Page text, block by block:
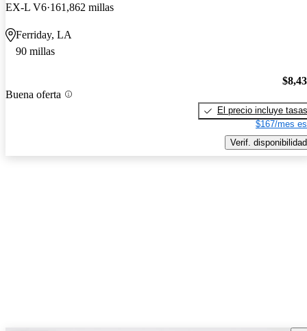
EX-L V6 161,862 millas
Ferriday, LA
90 millas
Buena oferta
El precio incluye tasas
$167/mes
Verif. disponibilidad